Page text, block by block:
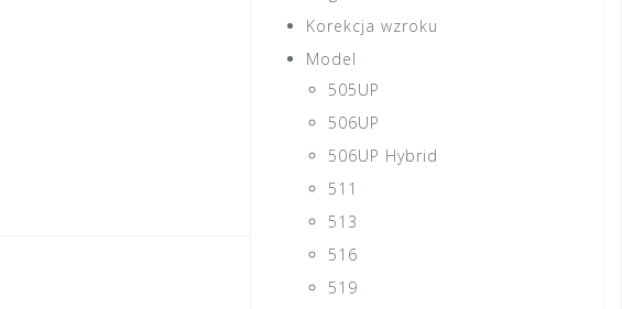
Korekcja wzroku
Model
505UP
506UP
506UP Hybrid
511
513
516
519